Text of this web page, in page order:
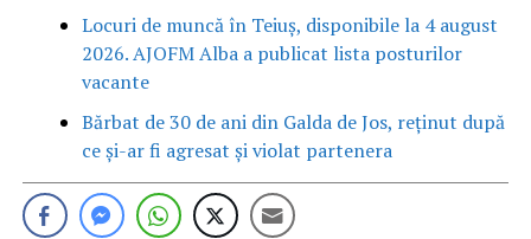
Locuri de muncă în Teiuș, disponibile la 4 august
2026. AJOFM Alba a publicat lista posturilor
vacante
Bărbat de 30 de ani din Galda de Jos, reținut după
ce și-ar fi agresat și violat partenera